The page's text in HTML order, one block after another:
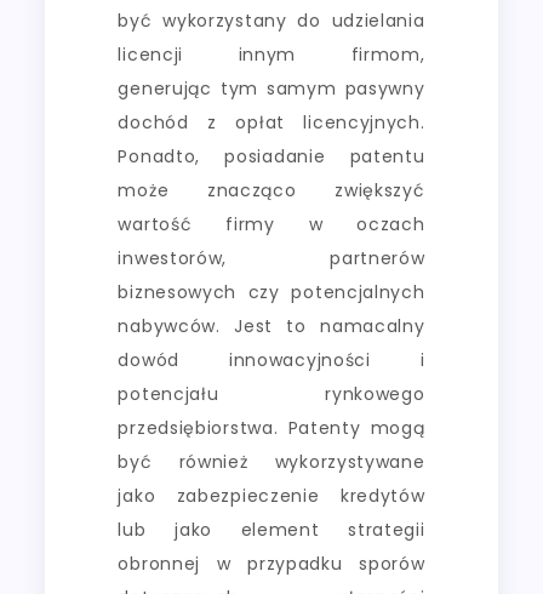
być wykorzystany do udzielania
licencji innym firmom,
generując tym samym pasywny
dochód z opłat licencyjnych.
Ponadto, posiadanie patentu
może znacząco zwiększyć
wartość firmy w oczach
inwestorów, partnerów
biznesowych czy potencjalnych
nabywców. Jest to namacalny
dowód innowacyjności i
potencjału rynkowego
przedsiębiorstwa. Patenty mogą
być również wykorzystywane
jako zabezpieczenie kredytów
lub jako element strategii
obronnej w przypadku sporów